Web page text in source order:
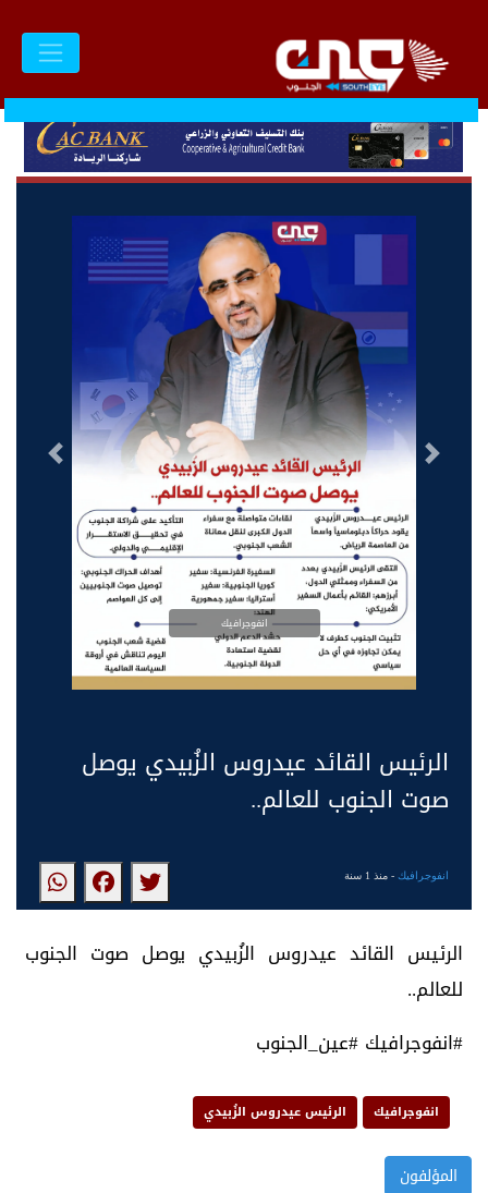
انفوجرافيك
التالى السابق
الرئيس القائد عيدروس الزُبيدي يوصل
صوت الجنوب للعالم..
انفوجرافيك- منذ 1 سنة
الرئيس القائد عيدروس الزُبيدي يوصل صوت الجنوب
للعالم..
#انفوجرافيك #عين_الجنوب
انفوجرافيك الرئيس عيدروس الزُبيدي
المؤلفون